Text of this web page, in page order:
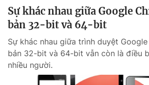
Góc doanh nghiệp
Truyền hình
Phim VTV
Hậu trường
Nhân vật
Giải trí
Điện ảnh
Âm nhạc
Đời sống
Sự khác nhau giữa Google
bản 32-bit và 64-bit
Sự khác nhau giữa trình duyệt
bản 32-bit và 64-bit vẫn còn là điều
nhiều người.